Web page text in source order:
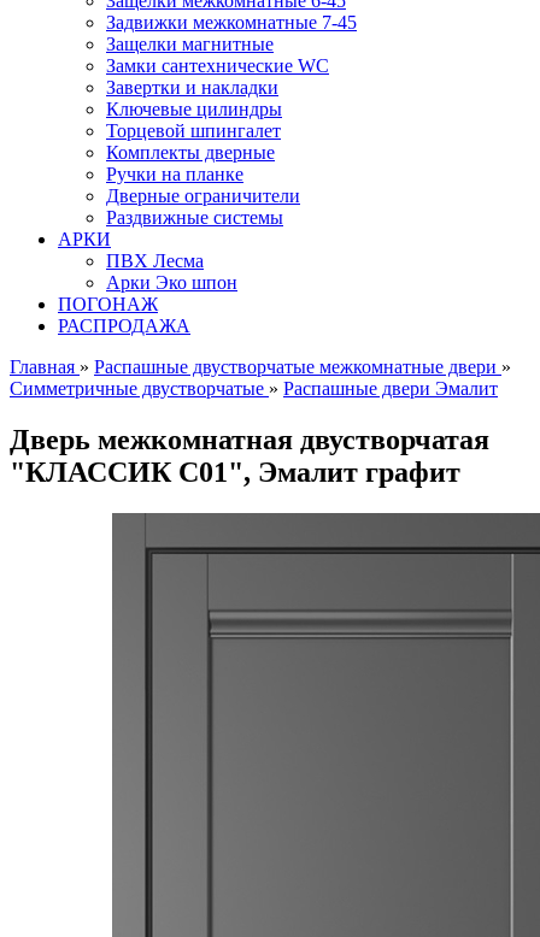
Задвижки межкомнатные 7-45
Защелки магнитные
Замки сантехнические WC
Завертки и накладки
Ключевые цилиндры
Торцевой шпингалет
Комплекты дверные
Ручки на планке
Дверные ограничители
Раздвижные системы
АРКИ
ПВХ Лесма
Арки Эко шпон
ПОГОНАЖ
РАСПРОДАЖА
Главная » Распашные двустворчатые межкомнатные двери »
Симметричные двустворчатые » Распашные двери Эмалит
Дверь межкомнатная двустворчатая
"КЛАССИК C01", Эмалит графит